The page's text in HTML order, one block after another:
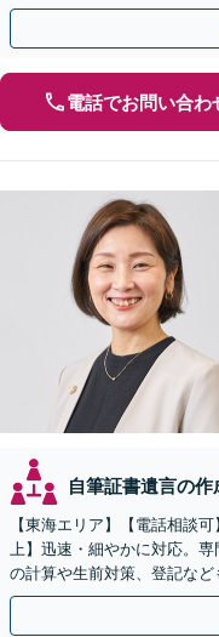
間・休日面談可】【完全個室
電話でお問い合わ
自筆証書遺言の作
【東海エリア】【電話相談
上】迅速・細やかに対応。
の計算や生前対策、登記な
を大事にし、より納得でき